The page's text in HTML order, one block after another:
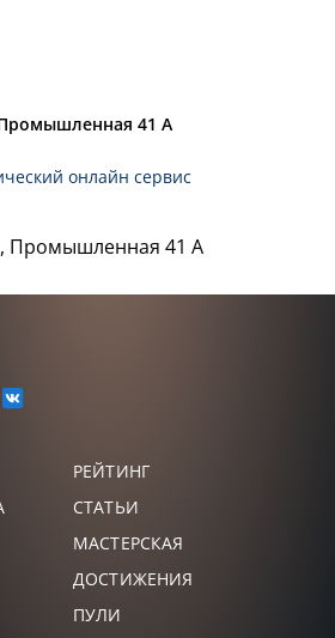
41 А
онлайн сервис
Промышленная 41 А
РЕЙТИНГ
СТАТЬИ
МАСТЕРСКАЯ
ДОСТИЖЕНИЯ
ПУЛИ